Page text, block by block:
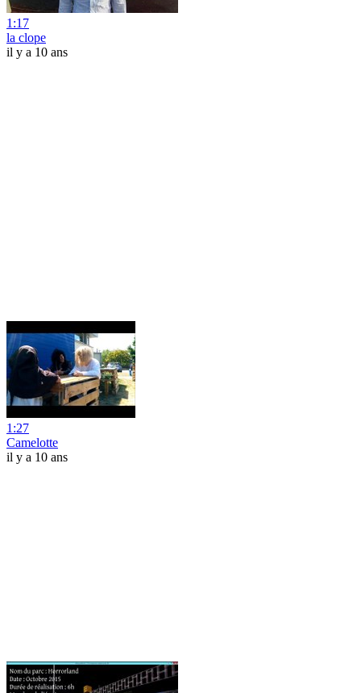
1:17
la clope
il y a 10 ans
1:27
Camelotte
il y a 10 ans